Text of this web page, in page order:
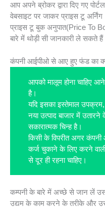
आप अपने ब्रोकर द्वारा दिए गए
वेबसाइट पर जाकर प्राइस टू
प्राइस टू बुक अनुपात(Price To
बारे में थोड़ी सी जानकारी ले सकते
कंपनी आईपीओ से आए हुए फंड का
आपको मालूम होना चाहिए
है।
यदि इसका इस्तेमाल
नया उत्पाद बाजार में
सकारात्मक चिन्ह है।
किसी के विपरीत अगर
कर्ज चुकाने के लिए करने
से दूर ही रहना चाहिए।
कम्पनी के बारे में अच्छे से जान लें
उद्यम के काम करने के तरीके और